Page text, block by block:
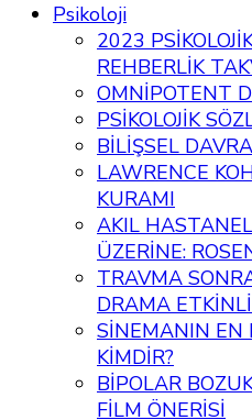
Psikoloji
2023
REHBERLİK
OMNİPOTENT
PSİKOLOJİK
BİLİŞSEL
LAWRENCE
KURAMI
AKIL
ÜZERİNE:
TRAVMA
DRAMA
SİNEMANIN EN
KİMDİR?
BİPOLAR
FİLM ÖNERİSİ